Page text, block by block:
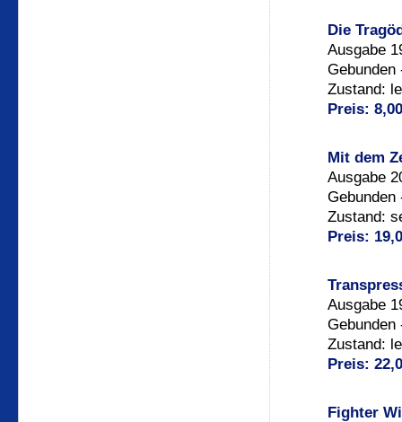
Die
Ausgabe
Gebunden
Zustand:
Preis:
Mit dem
Ausgabe
Zustand:
Preis:
Ausgabe
Zustand:
Preis:
Fighter